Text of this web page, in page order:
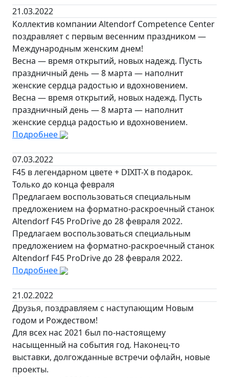
21.03.2022
Коллектив компании Altendorf Competence Center
поздравляет с первым весенним праздником —
Международным женским днем!
Весна — время открытий, новых надежд. Пусть
праздничный день — 8 марта — наполнит
женские сердца радостью и вдохновением.
Весна — время открытий, новых надежд. Пусть
праздничный день — 8 марта — наполнит
женские сердца радостью и вдохновением.
Подробнее
07.03.2022
F45 в легендарном цвете + DIXIT-X в подарок.
Только до конца февраля
Предлагаем воспользоваться специальным
предложением на форматно-раскроечный станок
Altendorf F45 ProDrive до 28 февраля 2022.
Предлагаем воспользоваться специальным
предложением на форматно-раскроечный станок
Altendorf F45 ProDrive до 28 февраля 2022.
Подробнее
21.02.2022
Друзья, поздравляем с наступающим Новым
годом и Рождеством!
Для всех нас 2021 был по-настоящему
насыщенный на события год. Наконец-то
выставки, долгожданные встречи офлайн, новые
проекты.